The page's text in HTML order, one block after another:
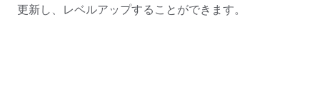
更新し、レベルアップすることができます。